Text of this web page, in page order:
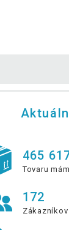
465
Tovaru
172